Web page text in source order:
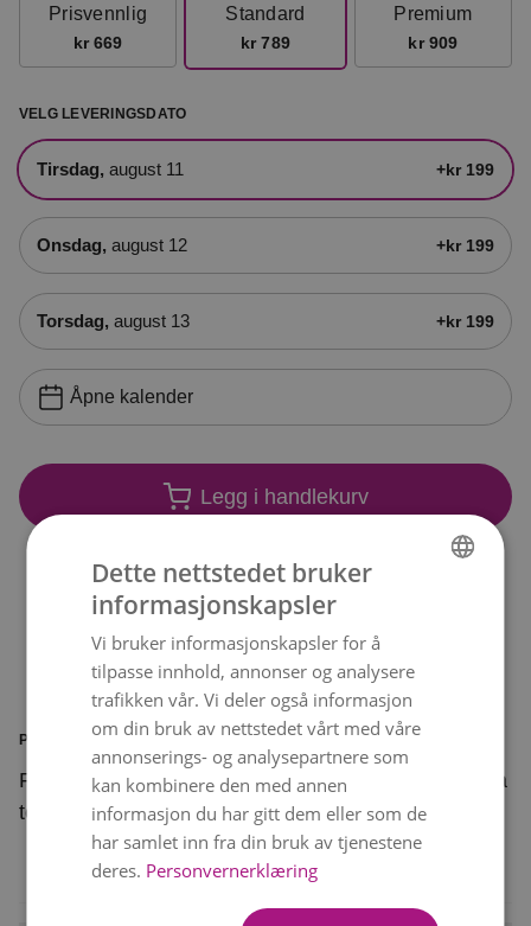
Prisvennlig
kr 669
Standard
kr 789
Premium
kr 909
VELG LEVERINGSDATO
tirsdag, august 11 +kr 199
onsdag, august 12 +kr 199
torsdag, august 13 +kr 199
Åpne kalender
Legg i handlekurv
PRODUKTINFORMASJON
Frydefull er en bukett vakre blomster i myke, rosa
toner og en herlig, oransje fargeklatt.
ENGLISH
Dette nettstedet bruker
informasjonskapsler
Vi bruker informasjonskapsler for å
tilpasse innhold, annonser og analysere
trafikken vår. Vi deler også informasjon
om din bruk av nettstedet vårt med våre
annonserings- og analysepartnere som
kan kombinere den med annen
informasjon du har gitt dem eller som de
har samlet inn fra din bruk av tjenestene
deres. Personvernerklæring